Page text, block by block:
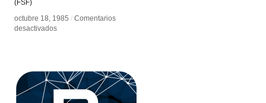
(FSF)
octubre 18, 1985 / Comentarios
desactivadosen
octubre 18, 1985 / Comentarios
desactivadosen